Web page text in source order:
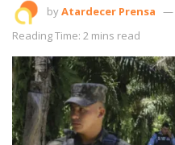
byAtardecer Prensa
Reading Time: 2 mins read